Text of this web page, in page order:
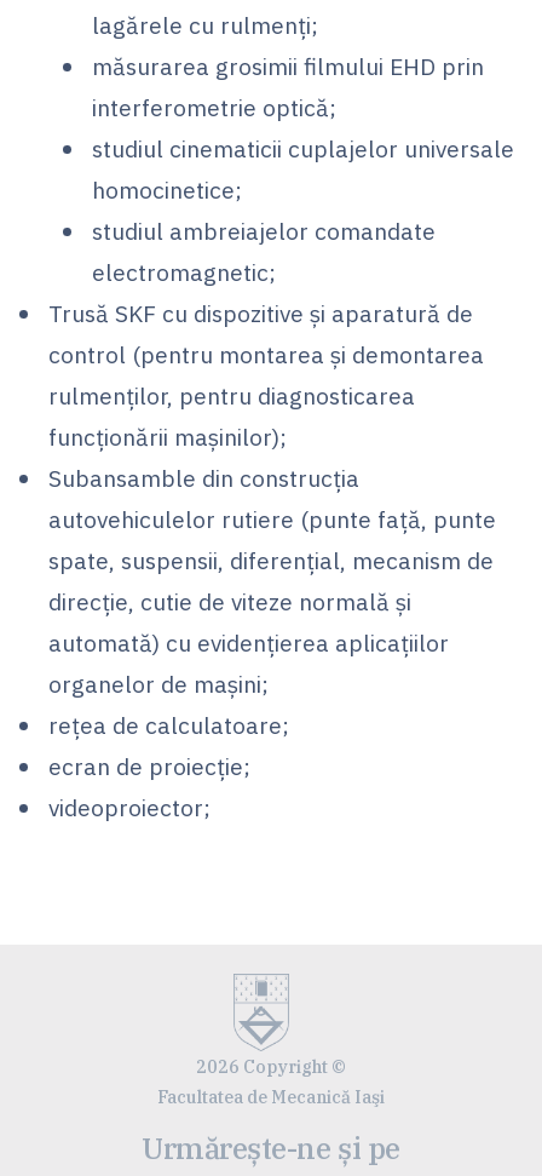
lagărele cu rulmenţi;
măsurarea grosimii filmului EHD prin
interferometrie optică;
studiul cinematicii cuplajelor universale
homocinetice;
studiul ambreiajelor comandate
electromagnetic;
Trusă SKF cu dispozitive şi aparatură de
control (pentru montarea şi demontarea
rulmenţilor, pentru diagnosticarea
funcţionării maşinilor);
Subansamble din construcţia
autovehiculelor rutiere (punte faţă, punte
spate, suspensii, diferenţial, mecanism de
direcţie, cutie de viteze normală şi
automată) cu evidenţierea aplicaţiilor
organelor de maşini;
rețea de calculatoare;
ecran de proiecţie;
videoproiector;
2026 Copyright ©
Facultatea de Mecanică Iaşi
Urmărește-ne și pe